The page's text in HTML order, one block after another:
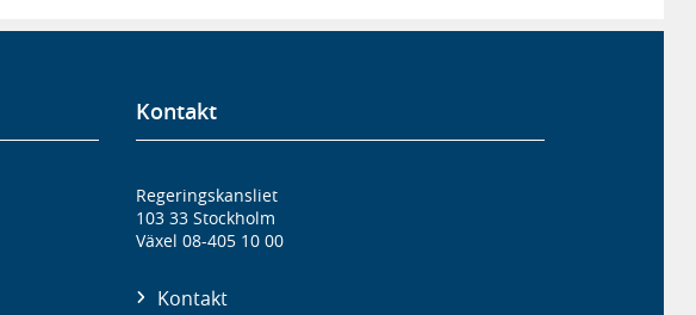
Kontakt
Regeringskansliet
103 33 Stockholm
Växel 08-405 10 00
Kontakt